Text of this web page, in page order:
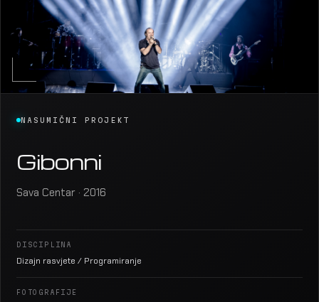
NASUMIČNI PROJEKT
Gibonni
Sava Centar · 2016
DISCIPLINA
Dizajn rasvjete / Programiranje
FOTOGRAFIJE